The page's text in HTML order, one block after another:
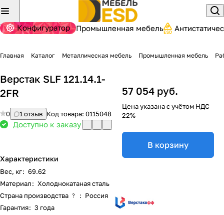
Конфигуратор Промышленная мебель
Главная Каталог Металлическая мебель Промышленная мебель
Верстак SLF 121.14.1-
2FR
0 1 отзыв Код товара: 0115048
Доступно к заказу
Характеристики
Вес, кг: 69.62
Материал: Холоднокатаная сталь
Страна производства ? : Россия
Гарантия: 3 года
57 054 руб.
Цена указана с учётом НДС
22%
В корзину